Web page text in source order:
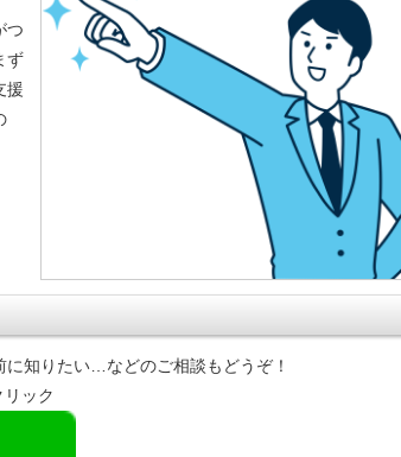
つ
ず
援
知りたい…などのご相談もどうぞ！
ック